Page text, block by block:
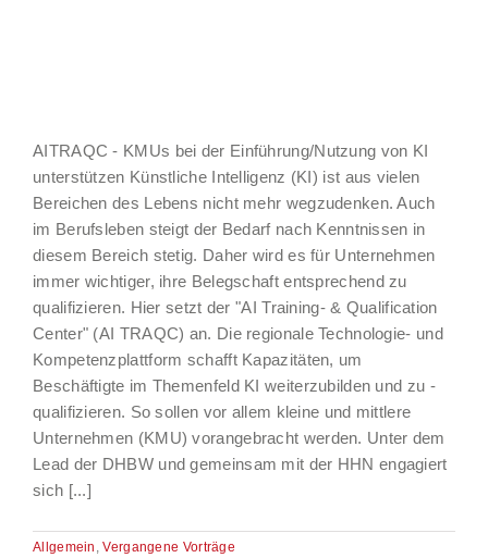
AITRAQC - KMUs bei der Einführung/Nutzung von KI
unterstützen Künstliche Intelligenz (KI) ist aus vielen
Bereichen des Lebens nicht mehr wegzudenken. Auch
im Berufsleben steigt der Bedarf nach Kenntnissen in
diesem Bereich stetig. Daher wird es für Unternehmen
immer wichtiger, ihre Belegschaft entsprechend zu
qualifizieren. Hier setzt der "AI Training- & Qualification
Center" (AI TRAQC) an. Die regionale Technologie- und
Kompetenzplattform schafft Kapazitäten, um
Beschäftigte im Themenfeld KI weiterzubilden und zu -
qualifizieren. So sollen vor allem kleine und mittlere
Unternehmen (KMU) vorangebracht werden. Unter dem
Lead der DHBW und gemeinsam mit der HHN engagiert
sich [...]
Allgemein ,Vergangene Vorträge